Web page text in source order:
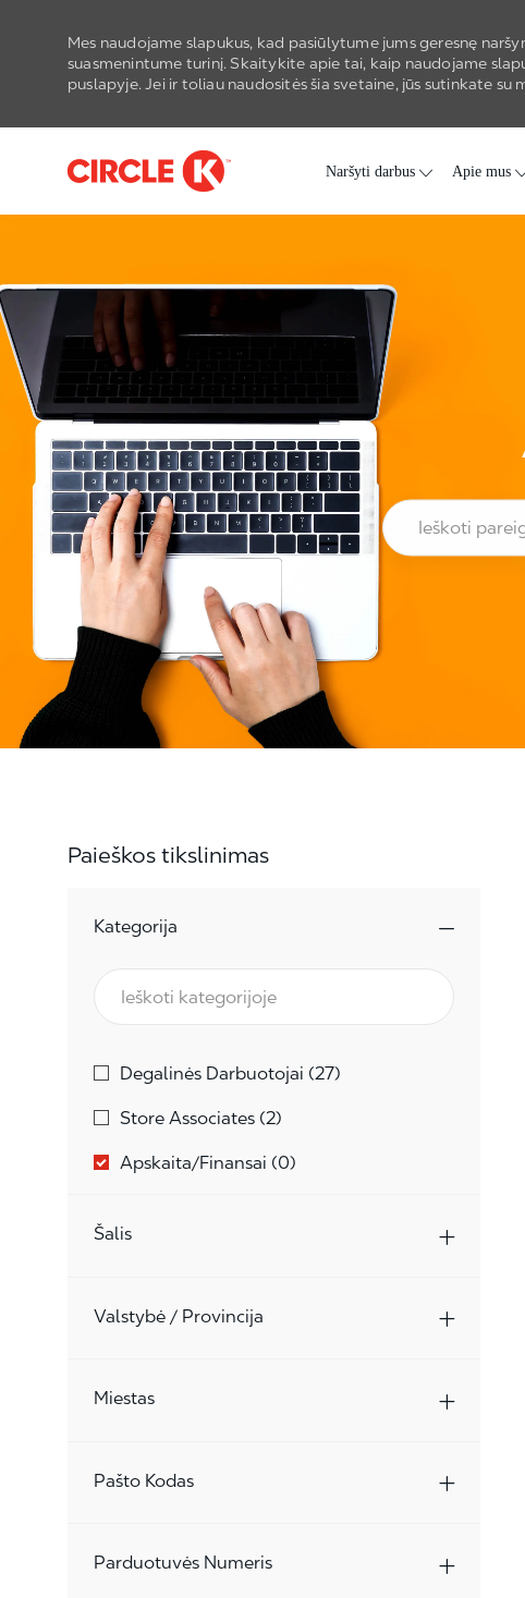
Mes naudojame slapukus, kad pasiūlytume jums geresnę
suasmenintume turinį. Skaitykite apie tai, kaip naudojame
puslapyje. Jei ir toliau naudositės šia svetaine, jūs sutinkate su
Naršyti darbus Apie mus
Ieškoti pareigos
Paieškos tikslinimas
Kategorija
Kategorija
Degalinės Darbuotojai (27)
Store Associates (2)
Apskaita/Finansai (0)
Šalis
Valstybė / Provincija
Miestas
Pašto Kodas
Parduotuvės Numeris